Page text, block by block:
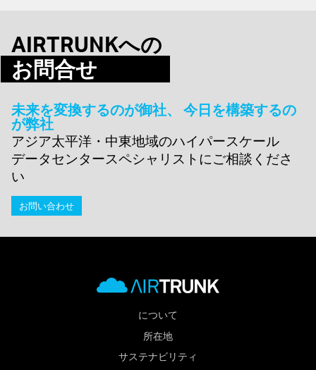
AIRTRUNKへの
お問合せ
未来を変換するのが御社、 今日を構築するの
が弊社
アジア太平洋・中東地域のハイパースケール
データセンタースペシャリストにご相談くださ
い
お問い合わせ
について
所在地
サステナビリティ